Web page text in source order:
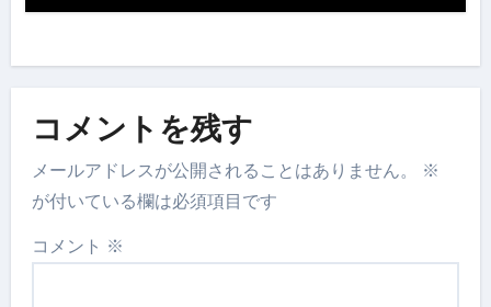
コメントを残す
メールアドレスが公開されることはありません。
※
が付いている欄は必須項目です
コメント ※